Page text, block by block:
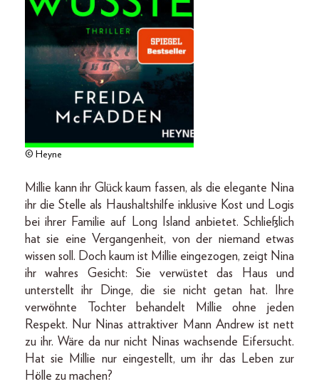
© Heyne
Millie kann ihr Glück kaum fassen, als die elegante Nina
ihr die Stelle als Haushaltshilfe inklusive Kost und Logis
bei ihrer Familie auf Long Island anbietet. Schließlich
hat sie eine Vergangenheit, von der niemand etwas
wissen soll. Doch kaum ist Millie eingezogen, zeigt Nina
ihr wahres Gesicht: Sie verwüstet das Haus und
unterstellt ihr Dinge, die sie nicht getan hat. Ihre
verwöhnte Tochter behandelt Millie ohne jeden
Respekt. Nur Ninas attraktiver Mann Andrew ist nett
zu ihr. Wäre da nur nicht Ninas wachsende Eifersucht.
Hat sie Millie nur eingestellt, um ihr das Leben zur
Hölle zu machen?